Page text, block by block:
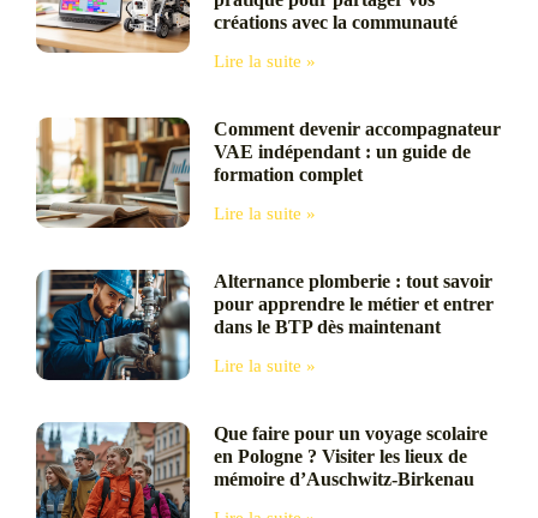
créations avec la communauté
Lire la suite »
Comment devenir accompagnateur
VAE indépendant : un guide de
formation complet
Lire la suite »
Alternance plomberie : tout savoir
pour apprendre le métier et entrer
dans le BTP dès maintenant
Lire la suite »
Que faire pour un voyage scolaire
en Pologne ? Visiter les lieux de
mémoire d’Auschwitz-Birkenau